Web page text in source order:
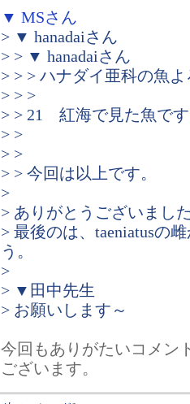
▼ MSさん
> ▼ hanadaiさん
> > ▼ hanadaiさん
> > > ハナダイ亜科の魚
> > >
> > 21 紅海で見た魚で
> >
> >
> > 今回は以上です。
>
> ありがとうございまし
> 最後のは、taeniatusの
う。
>
> ▼田中先生
> お願いします～
今回もありがたいコメン
ございます。